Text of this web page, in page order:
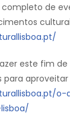
de
este fim
para